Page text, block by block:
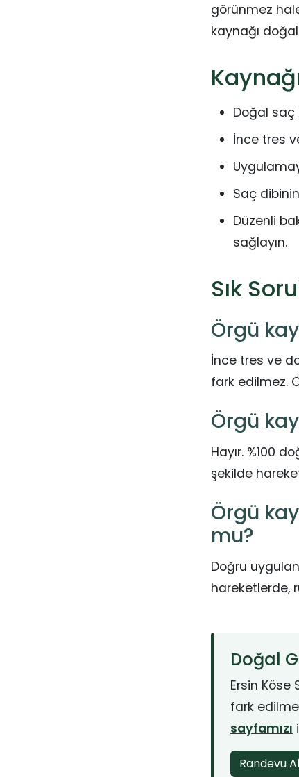
görünmez
kaynağı
Doğal saç
İnce tres
Saç
Düzenli
sağlayın.
Sık
Örgü
İnce tres ve
fark edilmez.
Örgü
Hayır. %100
şekilde
Örgü
mu?
Doğru
hareketlerde,
Doğal
Ersin Köse
fark
sayfamızı
Randevu Al